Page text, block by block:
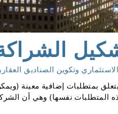
وتكوين الصناديق
بمتطلبات إضافية معينة